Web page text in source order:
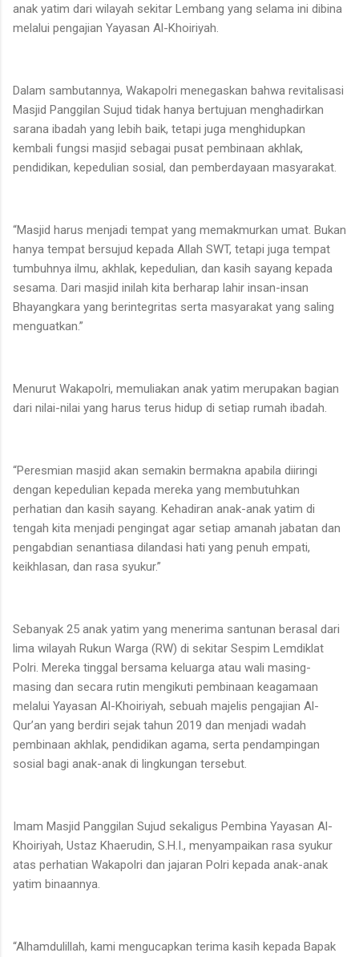
anak yatim dari wilayah sekitar Lembang yang selama ini dibina
melalui pengajian Yayasan Al-Khoiriyah.
Dalam sambutannya, Wakapolri menegaskan bahwa revitalisasi
Masjid Panggilan Sujud tidak hanya bertujuan menghadirkan
sarana ibadah yang lebih baik, tetapi juga menghidupkan
kembali fungsi masjid sebagai pusat pembinaan akhlak,
pendidikan, kepedulian sosial, dan pemberdayaan masyarakat.
“Masjid harus menjadi tempat yang memakmurkan umat. Bukan
hanya tempat bersujud kepada Allah SWT, tetapi juga tempat
tumbuhnya ilmu, akhlak, kepedulian, dan kasih sayang kepada
sesama. Dari masjid inilah kita berharap lahir insan-insan
Bhayangkara yang berintegritas serta masyarakat yang saling
menguatkan.”
Menurut Wakapolri, memuliakan anak yatim merupakan bagian
dari nilai-nilai yang harus terus hidup di setiap rumah ibadah.
“Peresmian masjid akan semakin bermakna apabila diiringi
dengan kepedulian kepada mereka yang membutuhkan
perhatian dan kasih sayang. Kehadiran anak-anak yatim di
tengah kita menjadi pengingat agar setiap amanah jabatan dan
pengabdian senantiasa dilandasi hati yang penuh empati,
keikhlasan, dan rasa syukur.”
Sebanyak 25 anak yatim yang menerima santunan berasal dari
lima wilayah Rukun Warga (RW) di sekitar Sespim Lemdiklat
Polri. Mereka tinggal bersama keluarga atau wali masing-
masing dan secara rutin mengikuti pembinaan keagamaan
melalui Yayasan Al-Khoiriyah, sebuah majelis pengajian Al-
Qur’an yang berdiri sejak tahun 2019 dan menjadi wadah
pembinaan akhlak, pendidikan agama, serta pendampingan
sosial bagi anak-anak di lingkungan tersebut.
Imam Masjid Panggilan Sujud sekaligus Pembina Yayasan Al-
Khoiriyah, Ustaz Khaerudin, S.H.I., menyampaikan rasa syukur
atas perhatian Wakapolri dan jajaran Polri kepada anak-anak
yatim binaannya.
“Alhamdulillah, kami mengucapkan terima kasih kepada Bapak